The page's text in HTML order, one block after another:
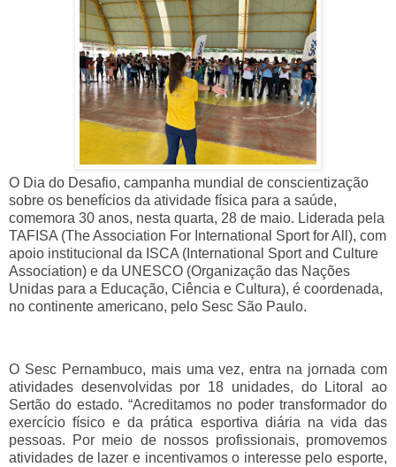
O Dia do Desafio, campanha mundial de conscientização
sobre os benefícios da atividade física para a saúde,
comemora 30 anos, nesta quarta, 28 de maio. Liderada pela
TAFISA (The Association For International Sport for All), com
apoio institucional da ISCA (International Sport and Culture
Association) e da UNESCO (Organização das Nações
Unidas para a Educação, Ciência e Cultura), é coordenada,
no continente americano, pelo Sesc São Paulo.
O Sesc Pernambuco, mais uma vez, entra na jornada com
atividades desenvolvidas por 18 unidades, do Litoral ao
Sertão do estado. “Acreditamos no poder transformador do
exercício físico e da prática esportiva diária na vida das
pessoas. Por meio de nossos profissionais, promovemos
atividades de lazer e incentivamos o interesse pelo esporte,